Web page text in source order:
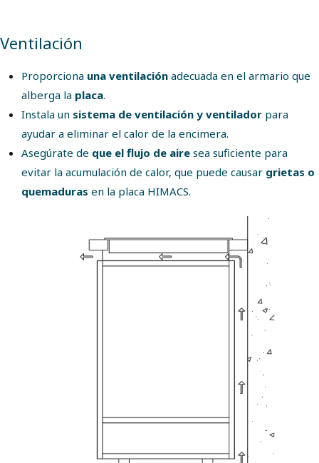
Ventilación
Proporciona una ventilación adecuada en el armario que
alberga la placa.
Instala un sistema de ventilación y ventilador para
ayudar a eliminar el calor de la encimera.
Asegúrate de que el flujo de aire sea suficiente para
evitar la acumulación de calor, que puede causar grietas o
quemaduras en la placa HIMACS.